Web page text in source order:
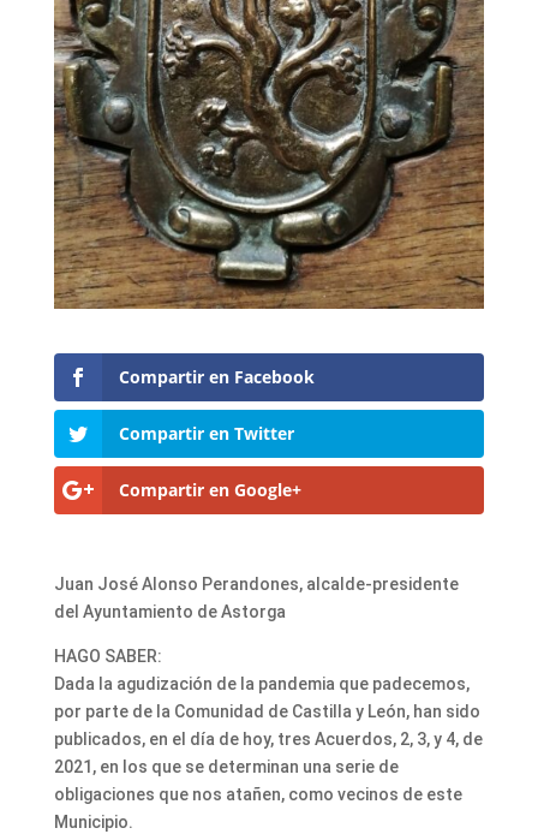
Compartir en Facebook
Compartir en Twitter
Compartir en Google+
Juan José Alonso Perandones, alcalde-presidente
del Ayuntamiento de Astorga
HAGO SABER:
Dada la agudización de la pandemia que padecemos,
por parte de la Comunidad de Castilla y León, han sido
publicados, en el día de hoy, tres Acuerdos, 2, 3, y 4, de
2021, en los que se determinan una serie de
obligaciones que nos atañen, como vecinos de este
Municipio.